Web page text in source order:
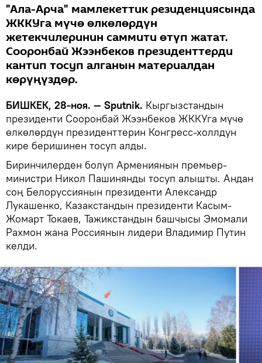
"Ала-Арча" мамлекеттик резиденциясында
ЖККУга мүчө өлкөлөрдүн
жетекчилеринин саммити өтүп жатат.
Сооронбай Жээнбеков президенттерди
кантип тосуп алганын материалдан
көрүңүздөр.
БИШКЕК, 28-ноя. — Sputnik. Кыргызстандын
президенти Сооронбай Жээнбеков ЖККУга мүчө
өлкөлөрдүн президенттерин Конгресс-холлдун
кире беришинен тосуп алды.
Биринчилерден болуп Армениянын премьер-
министри Никол Пашинянды тосуп алышты. Андан
соң Белоруссиянын президенти Александр
Лукашенко, Казакстандын президенти Касым-
Жомарт Токаев, Тажикстандын башчысы Эмомали
Рахмон жана Россиянын лидери Владимир Путин
келди.